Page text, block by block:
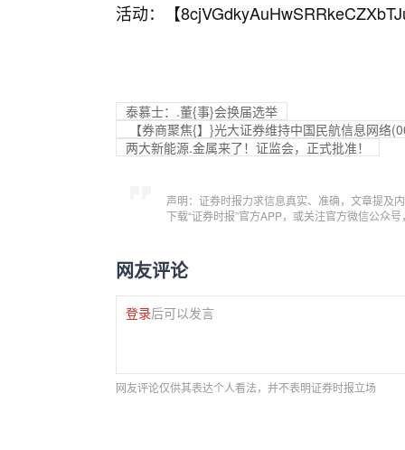
活动：【
泰慕士：.董{事}会换届选举
【券商聚焦{】}光大证券维持中国民航信息网络
两大新能源.金属来了！证监会，正式批准！
声明：证券时报力求信息真实、准确，文章提及
下载“证券时报”官方APP，或关注官方微信公众
网友评论
登录后可以发言
网友评论仅供其表达个人看法，并不表明证券时报立场